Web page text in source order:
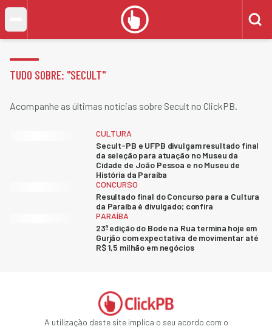
TUDO SOBRE: "SECULT"
Acompanhe as últimas notícias sobre Secult no ClickPB.
CULTURA
Secult-PB e UFPB divulgam resultado final
da seleção para atuação no Museu da
Cidade de João Pessoa e no Museu de
História da Paraíba
CONCURSO
Resultado final do Concurso para a Cultura
da Paraíba é divulgado; confira
PARAÍBA
23ª edição do Bode na Rua termina hoje em
Gurjão com expectativa de movimentar até
R$ 1,5 milhão em negócios
A utilização deste site implica o seu acordo com o